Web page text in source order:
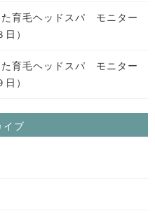
育毛ヘッドスパ モニター
）
育毛ヘッドスパ モニター
）
イブ